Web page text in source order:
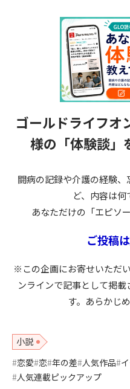
ゴールドライフオ
様の 「体験談」
闘病の記録や介護の経験
ど、内容は何
あなただけの「エピソ
ご投稿は
※この企画にお寄せいただ
ンラインで記事として掲
す。あらかじ
小説
恋愛 恋 年の差 人気作品
人気連載ピックアップ